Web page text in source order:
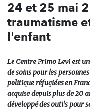
24 et 25 mai
traumatisme
l'enfant
Le Centre Primo Levi est
de soins pour les
politique réfugiées en
acquise depuis plus de 20
développé des outils pour